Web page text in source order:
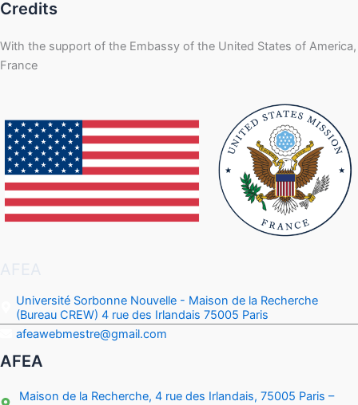
Credits
With the support of the Embassy of the United States of America,
France
Université Sorbonne Nouvelle - Maison de la Recherche
(Bureau CREW) 4 rue des Irlandais 75005 Paris
afeawebmestre@gmail.com
AFEA
Maison de la Recherche, 4 rue des Irlandais, 75005 Paris –